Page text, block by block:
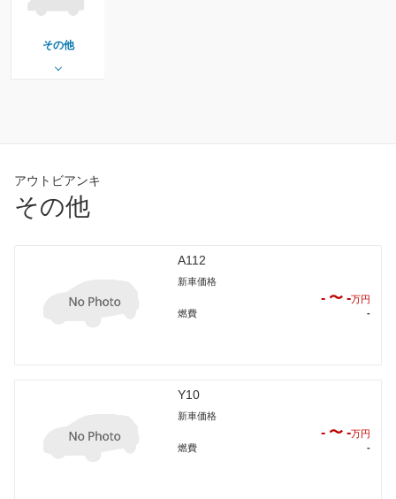
その他
アウトビアンキ
その他
A112
新車価格
- 〜 -万円
燃費
-
Y10
新車価格
- 〜 -万円
燃費
-